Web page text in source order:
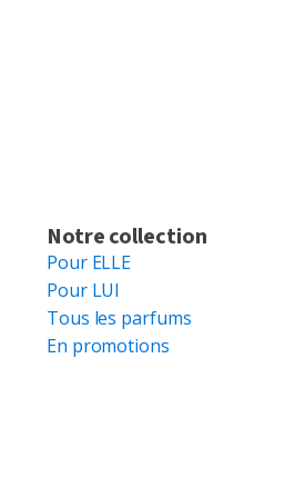
Notre collection
Pour ELLE
Pour LUI
Tous les parfums
En promotions